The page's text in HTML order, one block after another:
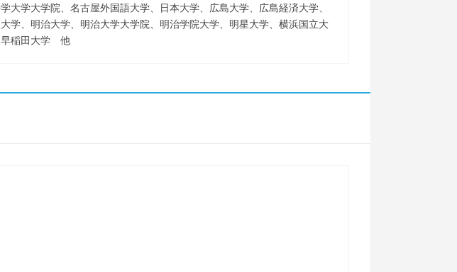
大学大学院、名古屋外国語大学、日本大学、広島大学、広島経済大学、
学、明治大学、明治大学大学院、明治学院大学、明星大学、横浜国立大
早稲田大学 他